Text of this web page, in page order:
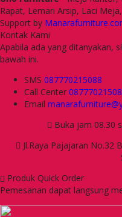
Rapat, Lemari Arsip, Laci
Support by
Kontak Kami
Apabila ada yang ditanyakan,
bawah ini.
SMS 087770215088
Call Center
Email
Buka jam 08.30
Jl.Raya Pajajaran No.32
Produk Quick Order
Pemesanan dapat langsung